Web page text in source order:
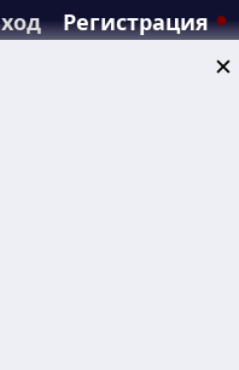
Регистрация